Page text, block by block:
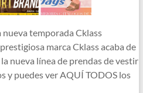
nueva temporada Cklass
marca Cklass acaba de
nueva línea de prendas de vestir
y puedes ver AQUÍ TODOS los